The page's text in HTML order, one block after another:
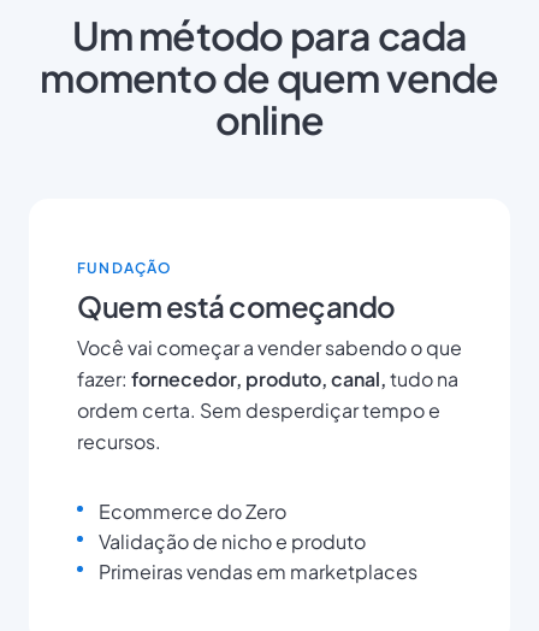
Um método para cada
momento de quem vende
online
FUNDAÇÃO
Quem está começando
Você vai começar a vender sabendo o que
fazer: fornecedor, produto, canal,tudo na
ordem certa. Sem desperdiçar tempo e
recursos.
Ecommerce do Zero
Validação de nicho e produto
Primeiras vendas em marketplaces